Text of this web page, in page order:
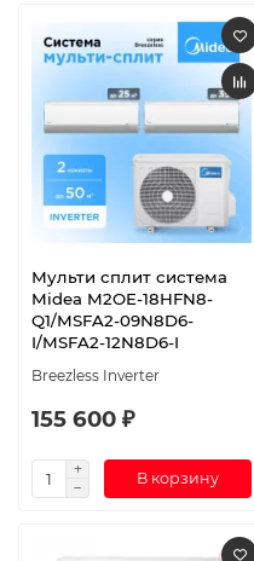
Мульти сплит система
Midea M2OE-18HFN8-
Q1/MSFA2-09N8D6-
I/MSFA2-12N8D6-I
Breezless Inverter
155 600 ₽
В корзину